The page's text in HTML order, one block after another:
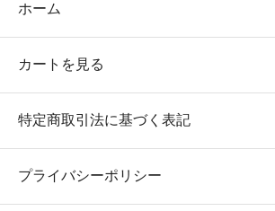
ホーム
カートを見る
特定商取引法に基づく表記
プライバシーポリシー